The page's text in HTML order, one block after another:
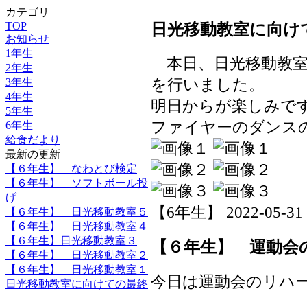
カテゴリ
TOP
お知らせ
1年生
2年生
3年生
4年生
5年生
6年生
給食だより
最新の更新
【６年生】 なわとび検定
【６年生】 ソフトボール投
げ
【６年生】 日光移動教室５
【６年生】 日光移動教室４
【６年生】日光移動教室３
【６年生】 日光移動教室２
【６年生】 日光移動教室１
日光移動教室に向けての最終
日光移動教室に向
本日、日光移動教
を行いました。
明日からが楽しみで
ファイヤーのダンス
【6年生】 2022-05-
【６年生】 運動会
今日は運動会のリハ